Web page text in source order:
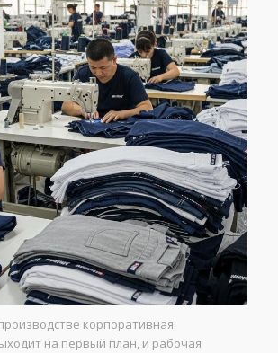
корпоративная
на первый план, и рабочая